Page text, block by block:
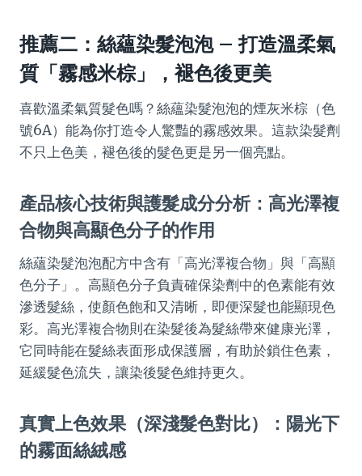
推薦二：絲蘊染髮泡泡 – 打造溫柔氣
質「霧感米棕」，褪色後更美
喜歡溫柔氣質髮色嗎？絲蘊染髮泡泡的煙灰米棕（色
號6A）能為你打造令人驚豔的霧感效果。這款染髮劑
不只上色美，褪色後的髮色更是另一個亮點。
產品核心技術與護髮成分分析：高光澤複
合物與高顯色分子的作用
絲蘊染髮泡泡配方中含有「高光澤複合物」與「高顯
色分子」。高顯色分子負責確保染劑中的色素能有效
滲透髮絲，使顏色飽和又清晰，即便深髮也能顯現色
彩。高光澤複合物則在染髮後為髮絲帶來健康光澤，
它同時能在髮絲表面形成保護層，有助於鎖住色素，
延緩髮色流失，讓染後髮色維持更久。
真實上色效果（深淺髮色對比）：陽光下
的霧面絲絨感